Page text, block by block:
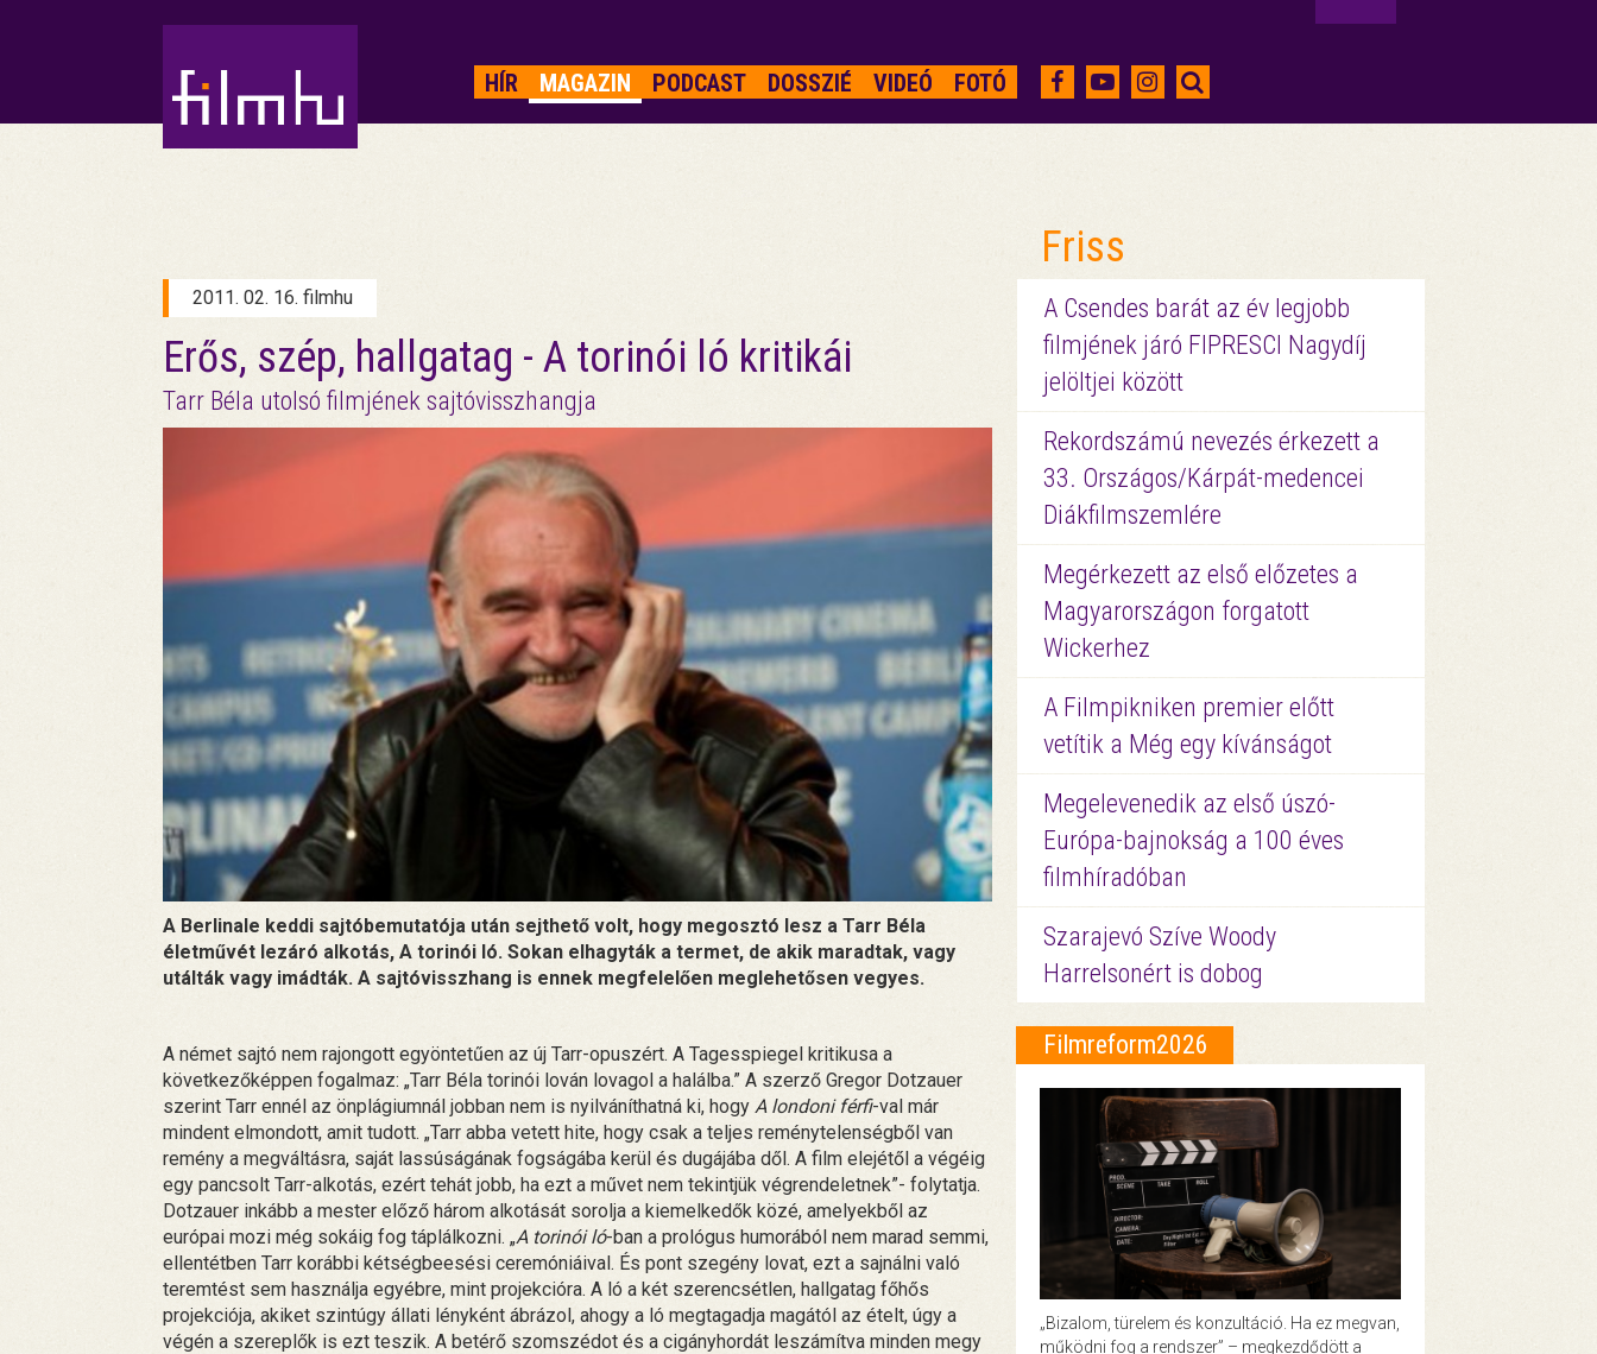
HÍR MAGAZIN PODCAST DOSSZIÉ VIDEÓ FOTÓ
2011. 02. 16. filmhu
Erős, szép, hallgatag - A torinói ló kritikái
Tarr Béla utolsó filmjének sajtóvisszhangja
A Berlinale keddi sajtóbemutatója után sejthető volt, hogy megosztó lesz a Tarr Béla
életművét lezáró alkotás, A torinói ló. Sokan elhagyták a termet, de akik maradtak, vagy
utálták vagy imádták. A sajtóvisszhang is ennek megfelelően meglehetősen vegyes.
A német sajtó nem rajongott egyöntetűen az új Tarr-opuszért. A Tagesspiegel kritikusa a
következőképpen fogalmaz: „Tarr Béla torinói lován lovagol a halálba.” A szerző Gregor Dotzauer
szerint Tarr ennél az önplágiumnál jobban nem is nyilváníthatná ki, hogy A londoni férfi-val már
mindent elmondott, amit tudott. „Tarr abba vetett hite, hogy csak a teljes reménytelenségből van
remény a megváltásra, saját lassúságának fogságába kerül és dugájába dől. A film elejétől a végéig
egy pancsolt Tarr-alkotás, ezért tehát jobb, ha ezt a művet nem tekintjük végrendeletnek”- folytatja.
Dotzauer inkább a mester előző három alkotását sorolja a kiemelkedők közé, amelyekből az
európai mozi még sokáig fog táplálkozni. „A torinói ló-ban a prológus humorából nem marad semmi,
ellentétben Tarr korábbi kétségbeesési ceremóniáival. És pont szegény lovat, ezt a sajnálni való
teremtést sem használja egyébre, mint projekcióra. A ló a két szerencsétlen, hallgatag főhős
projekciója, akiket szintúgy állati lényként ábrázol, ahogy a ló megtagadja magától az ételt, úgy a
végén a szereplők is ezt teszik. A betérő szomszédot és a cigányhordát leszámítva minden megy
Friss
A Csendes barát az év legjobb
filmjének járó FIPRESCI Nagydíj
jelöltjei között
Rekordszámú nevezés érkezett a
33. Országos/Kárpát-medencei
Diákfilmszemlére
Megérkezett az első előzetes a
Magyarországon forgatott
Wickerhez
A Filmpikniken premier előtt
vetítik a Még egy kívánságot
Megelevenedik az első úszó-
Európa-bajnokság a 100 éves
filmhíradóban
Szarajevó Szíve Woody
Harrelsonért is dobog
Filmreform2026
„Bizalom, türelem és konzultáció. Ha ez megvan,
működni fog a rendszer” – megkezdődött a